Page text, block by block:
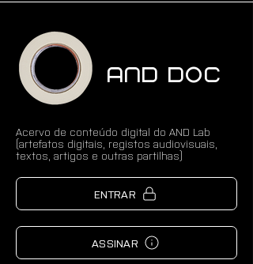
AND Doc
Acervo de conteúdo digital do AND Lab
(artefatos digitais, registos audiovisuais,
textos, artigos e outras partilhas)
ENTRAR
ASSINAR